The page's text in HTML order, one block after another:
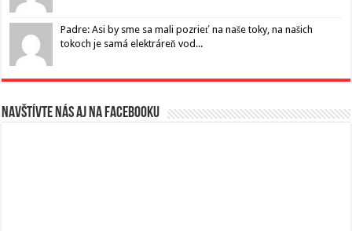
Padre: Asi by sme sa mali pozrieť na naše toky, na našich
tokoch je samá elektráreň vod...
Navštívte nás aj na Facebooku